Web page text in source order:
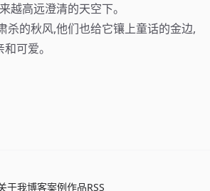
越高远澄清的天空下。
杀的秋风,他们也给它镶上童话的金边,
可爱。
于我博客案例作品RSS